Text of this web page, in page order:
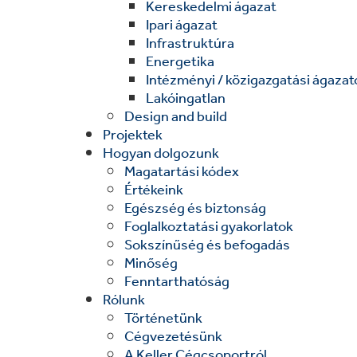
Kereskedelmi ágazat
Ipari ágazat
Infrastruktúra
Energetika
Intézményi / közigazgatási
Lakóingatlan
Design and build
Projektek
Hogyan dolgozunk
Magatartási kódex
Értékeink
Egészség és biztonság
Foglalkoztatási gyakorlatok
Sokszínűség és befogadás
Minőség
Fenntarthatóság
Rólunk
Történetünk
Cégvezetésünk